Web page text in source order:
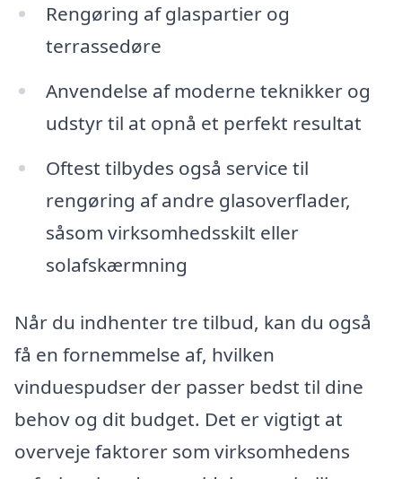
Rengøring af glaspartier og
terrassedøre
Anvendelse af moderne teknikker og
udstyr til at opnå et perfekt resultat
Oftest tilbydes også service til
rengøring af andre glasoverflader,
såsom virksomhedsskilt eller
solafskærmning
Når du indhenter tre tilbud, kan du også
få en fornemmelse af, hvilken
vinduespudser der passer bedst til dine
behov og dit budget. Det er vigtigt at
overveje faktorer som virksomhedens